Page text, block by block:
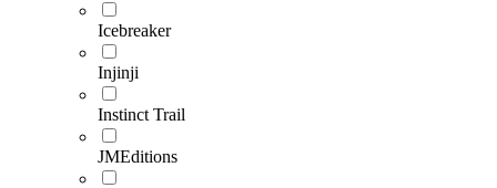
Icebreaker
Injinji
Instinct Trail
JMEditions